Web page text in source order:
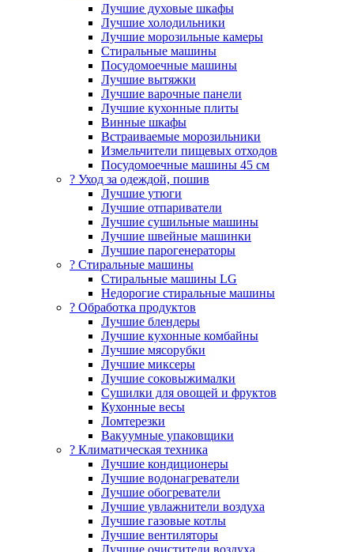
Лучшие духовые шкафы
Лучшие холодильники
Лучшие морозильные камеры
Стиральные машины
Посудомоечные машины
Лучшие вытяжки
Лучшие варочные панели
Лучшие кухонные плиты
Винные шкафы
Встраиваемые морозильники
Измельчители пищевых отходов
Посудомоечные машины 45 см
? Уход за одеждой, пошив
Лучшие утюги
Лучшие отпариватели
Лучшие сушильные машины
Лучшие швейные машинки
Лучшие парогенераторы
? Стиральные машины
Стиральные машины LG
Недорогие стиральные машины
? Обработка продуктов
Лучшие блендеры
Лучшие кухонные комбайны
Лучшие мясорубки
Лучшие миксеры
Лучшие соковыжималки
Сушилки для овощей и фруктов
Кухонные весы
Ломтерезки
Вакуумные упаковщики
?️ Климатическая техника
Лучшие кондиционеры
Лучшие водонагреватели
Лучшие обогреватели
Лучшие увлажнители воздуха
Лучшие газовые котлы
Лучшие вентиляторы
Лучшие очистители воздуха